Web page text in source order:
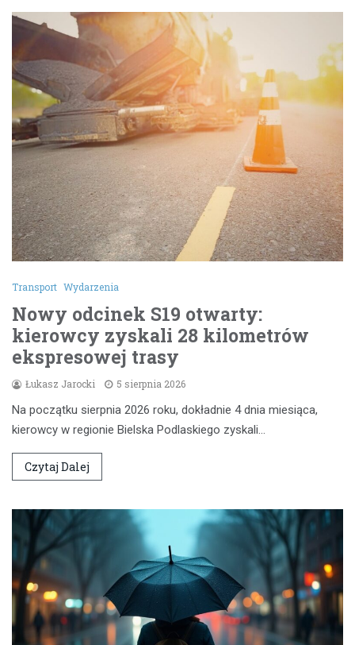
Transport Wydarzenia
Nowy odcinek S19 otwarty:
kierowcy zyskali 28 kilometrów
ekspresowej trasy
Łukasz Jarocki 5 sierpnia 2026
Na początku sierpnia 2026 roku, dokładnie 4 dnia miesiąca,
kierowcy w regionie Bielska Podlaskiego zyskali…
Czytaj Dalej